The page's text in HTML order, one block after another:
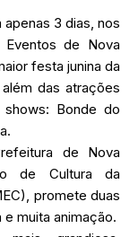
3 dias, nos
de Nova
festa junina da
das atrações
Bonde do
de Nova
de Cultura da
promete duas
muita animação.